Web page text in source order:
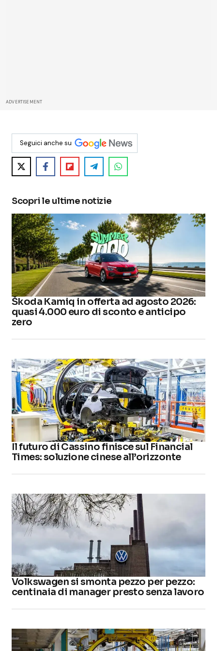
ADVERTISEMENT
Seguici anche su
Scopri le ultime notizie
Škoda Kamiq in offerta ad agosto 2026:
quasi 4.000 euro di sconto e anticipo
zero
Il futuro di Cassino finisce sul Financial
Times: soluzione cinese all’orizzonte
Volkswagen si smonta pezzo per pezzo:
centinaia di manager presto senza lavoro